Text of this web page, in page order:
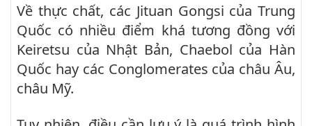
Về thực chất, các Jituan Gongsi của Trung
Quốc có nhiều điểm khá tương đồng với
Keiretsu của Nhật Bản, Chaebol của Hàn
Quốc hay các Conglomerates của châu Âu,
châu Mỹ.